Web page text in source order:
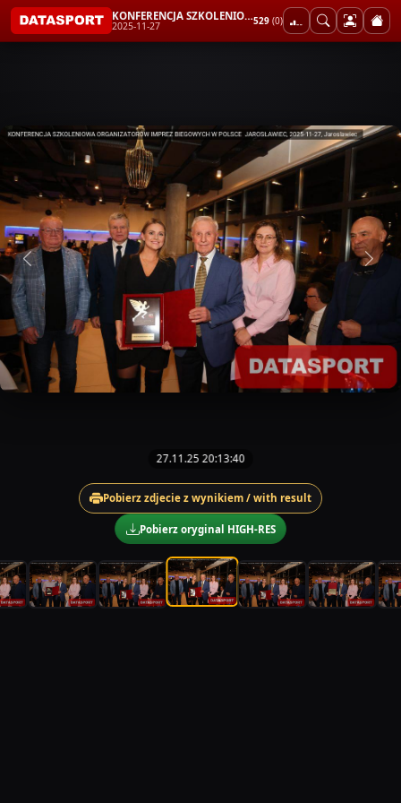
KONFERENCJA SZKOLENIOWA ORGANIZATORÓW IMPREZ BIEGOWYCH W POLSCE JAROSŁAWIEC
2025-11-27 529 (0)
27.11.25 20:13:40
Pobierz zdjecie z wynikiem / with result
Pobierz oryginal HIGH-RES